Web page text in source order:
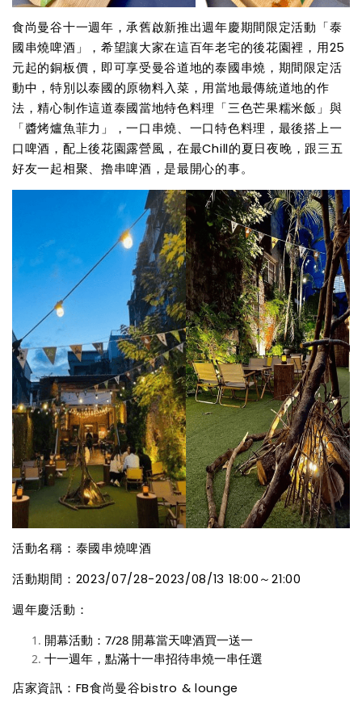
食尚曼谷十一週年，承舊啟新推出週年慶期間限定活動「泰
國串燒啤酒」，希望讓大家在這百年老宅的後花園裡，用25
元起的銅板價，即可享受曼谷道地的泰國串燒，期間限定活
動中，特別以泰國的原物料入菜，用當地最傳統道地的作
法，精心制作這道泰國當地特色料理「三色芒果糯米飯」與
「醬烤爐魚菲力」，一口串燒、一口特色料理，最後搭上一
口啤酒，配上後花園露營風，在最Chill的夏日夜晚，跟三五
好友一起相聚、擼串啤酒，是最開心的事。
活動名稱：泰國串燒啤酒
活動期間：2023/07/28-2023/08/13 18:00～21:00
週年慶活動：
開幕活動：7/28 開幕當天啤酒買一送一
十一週年，點滿十一串招待串燒一串任選
店家資訊：FB食尚曼谷bistro & lounge